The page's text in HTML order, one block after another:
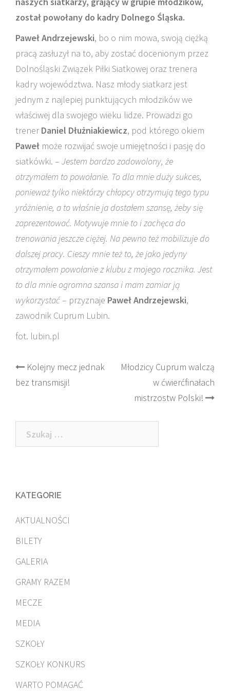
został powołany do kadry Dolnego Śląska.
Paweł Andrzejewski, bo o nim mowa, swoją ciężką
pracą zasłuzył na to, aby zostać docenionym przez
Dolnośląski Związek Piłki Siatkowej oraz trenera
kadry województwa. Nasz młody siatkarz jest
jednym z najlepiej punktujących młodzików we
właściwej dla swojego wieku lidze. Prowadzi go
trenerDaniel Dłużniakiewicz, pod którego okiem
Paweł może rozwijać swoje umiejętności i pasję do
siatkówki. – Jestem bardzo zadowolony, że
otrzymałem to powołanie. To dla mnie duży sukces,
ponieważ tylko niektórzy chłopcy otrzymują tego typu
yróżnienie, a to właśnie ja dostałem szansę, żeby się
zaprezentować. Motywuje mnie to i zachęca do
trenowania jeszcze ciężej. Na pewno też mobilizuje do
dalszej pracy. Cieszy mnie też to, że jako jedyny
otrzymałem powołanie z klubu z mojego rocznika. Jest
to dla mnie ogromna szansa i mam zamiar ją
wykorzystać– przyznaje Paweł Andrzejewski,
zawodnik Cuprum Lubin.
fot. lubin.pl
Post
navigation
Kolejny mecz jednak
bez transmisji!
Młodzicy Cuprum walczą
w ćwierćfinałach
mistrzostw Polski!
Szukaj:
KATEGORIE
AKTUALNOŚCI
BILETY
GALERIA
GRAMY RAZEM
MECZE
MEDIA
SZKOŁY
SZKOŁY KONKURS
WARTO POMAGAĆ